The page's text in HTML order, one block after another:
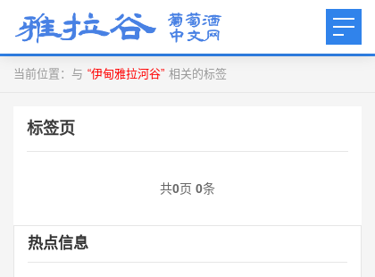
当前位置：与 “伊甸雅拉河谷” 相关的标签
标签页
共0页 0条
热点信息